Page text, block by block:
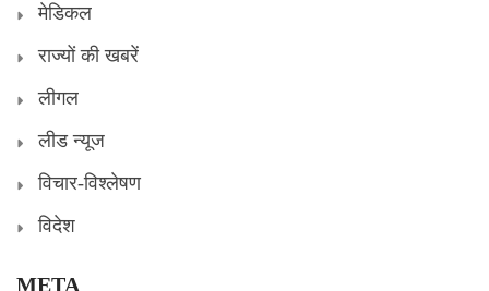
मेडिकल
राज्यों की खबरें
लीगल
लीड न्यूज
विचार-विश्लेषण
विदेश
META